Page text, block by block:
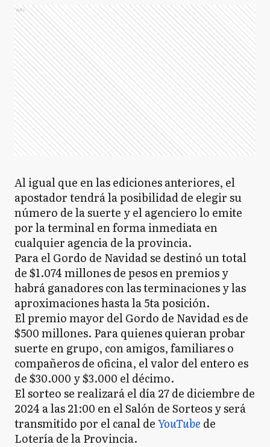
Ads
Al igual que en las ediciones anteriores, el
apostador tendrá la posibilidad de elegir su
número de la suerte y el agenciero lo emite
por la terminal en forma inmediata en
cualquier agencia de la provincia.
Para el Gordo de Navidad se destinó un total
de $1.074 millones de pesos en premios y
habrá ganadores con las terminaciones y las
aproximaciones hasta la 5ta posición.
El premio mayor del Gordo de Navidad es de
$500 millones. Para quienes quieran probar
suerte en grupo, con amigos, familiares o
compañeros de oficina, el valor del entero es
de $30.000 y $3.000 el décimo.
El sorteo se realizará el día 27 de diciembre de
2024 a las 21:00 en el Salón de Sorteos y será
transmitido por el canal deYouTube de
Lotería de la Provincia.